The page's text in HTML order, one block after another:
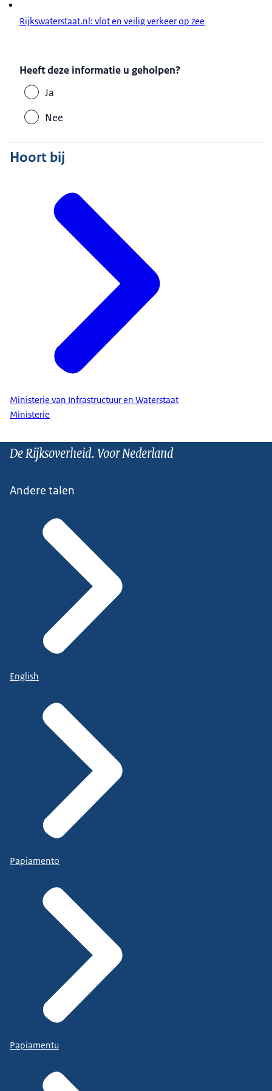
honderd schepen per dag.
5 miljoen meldingen per jaar gedaan.
en papier stroom gaande.
De wetgeving verschilt in Europa per land en zelfs
Er moeten heel veel meldingen gedaan worden en
er moeten heel veel gegevens verstrekt worden.
Als je die gegevens dus niet goed verstrekt kan dat
leiden tot vertragingen...
hogere kosten en mogelijk zelfs onveilige situaties.
Het doen van een melding is tijdrovend...
terwijl de kapitein voor dit vak heeft gekozen om
te gaan varen.
En je wilt ook een bepaalde snelheid hebben in dit
Er is een verzoek gekomen vanuit de markt...
naar aanleiding van de complexiteit van deze
meldingen over de Europese lidstaten heen.
Om een verordening te maken waarin dus de
Dit heeft geleid tot de European Maritime Single
Window environment verordening...
oftewel de EMSWe verordening.
En deze zal voor een belangrijk deel de meldingen
over alle lidstaten gelijktrekken.
Europese lidstaat een MNSW bouwt.
En een MNSW is een een Maritime National Single
Window.
En dat kun je zien als een digitaal postkantoor...
waarbij een kapitein of een scheepsagent een
grote envelop met data, met gegevens aanlevert...
data bij de juiste partijen terecht komt.
Rijkswaterstaat.nl: vlot en veilig verkeer op zee
Heeft deze informatie u geholpen?
Ja
Nee
Hoort bij
Ministerie van Infrastructuur en Waterstaat
Ministerie
De Rijksoverheid. Voor Nederland
Andere talen
English
Papiamento
Papiamentu